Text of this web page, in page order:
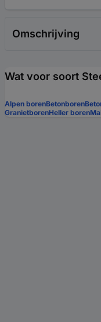
Omschrijving
Wat voor soort
Alpen borenBetonboren
GranietborenHeller boren